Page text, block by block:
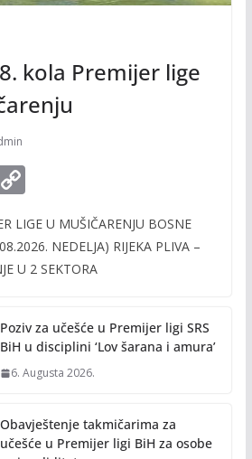
kola Premijer lige
C
p
y
n
k
LIGE U MUŠIČARENJU BOSNE
NEDELJA) RIJEKA PLIVA –
U 2 SEKTORA
Poziv za učešće u Premijer ligi SRS
BiH u disciplini ‘Lov šarana i amura’
6. Augusta 2026.
Obavještenje takmičarima za
učešće u Premijer ligi BiH za osobe